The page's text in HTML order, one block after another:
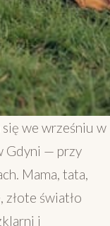
się we wrześniu w
Gdyni — przy
Mama, tata,
złote światło
i